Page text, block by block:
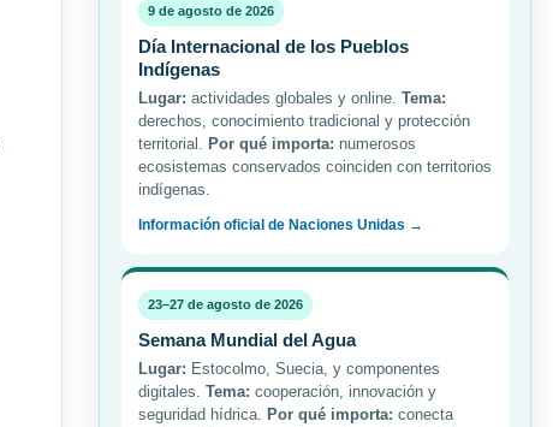
9 de agosto de 2026
Día Internacional de los Pueblos
Indígenas
Lugar: actividades globales y online. Tema:
derechos, conocimiento tradicional y protección
territorial. Por qué importa: numerosos
ecosistemas conservados coinciden con territorios
indígenas.
Información oficial de Naciones Unidas →
23–27 de agosto de 2026
Semana Mundial del Agua
Lugar: Estocolmo, Suecia, y componentes
digitales. Tema: cooperación, innovación y
seguridad hídrica. Por qué importa: conecta